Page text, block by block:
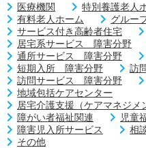
医療機関 特別養護老人
有料老人ホーム
グルー
サービス付き高齢者住宅
居宅系サービス 障害分野
通所サービス 障害分野
短期入所 障害分野
訪
訪問サービス 障害分野
地域包括ケアセンター
居宅介護支援（ケアマネジメ
障がい者福祉関連
児童
障害児入所サービス
相
その他